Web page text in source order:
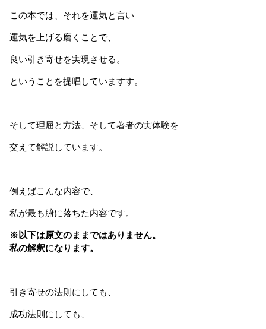
この本では、それを運気と言い
運気を上げる磨くことで、
良い引き寄せを実現させる。
ということを提唱していますす。
そして理屈と方法、そして著者の実体験を
交えて解説しています。
例えばこんな内容で、
私が最も腑に落ちた内容です。
※以下は原文のままではありません。
私の解釈になります。
引き寄せの法則にしても、
成功法則にしても、